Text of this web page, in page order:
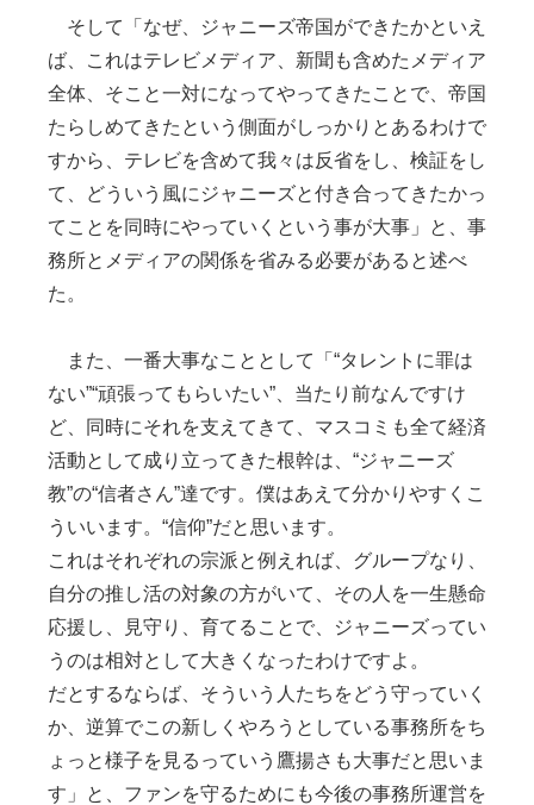
そして「なぜ、ジャニーズ帝国ができたかといえ
ば、これはテレビメディア、新聞も含めたメディア
全体、そこと一対になってやってきたことで、帝国
たらしめてきたという側面がしっかりとあるわけで
すから、テレビを含めて我々は反省をし、検証をし
て、どういう風にジャニーズと付き合ってきたかっ
てことを同時にやっていくという事が大事」と、事
務所とメディアの関係を省みる必要があると述べ
た。
また、一番大事なこととして「“タレントに罪は
ない”“頑張ってもらいたい”、当たり前なんですけ
ど、同時にそれを支えてきて、マスコミも全て経済
活動として成り立ってきた根幹は、“ジャニーズ
教”の“信者さん”達です。僕はあえて分かりやすくこ
ういいます。“信仰”だと思います。
これはそれぞれの宗派と例えれば、グループなり、
自分の推し活の対象の方がいて、その人を一生懸命
応援し、見守り、育てることで、ジャニーズってい
うのは相対として大きくなったわけですよ。
だとするならば、そういう人たちをどう守っていく
か、逆算でこの新しくやろうとしている事務所をち
ょっと様子を見るっていう鷹揚さも大事だと思いま
す」と、ファンを守るためにも今後の事務所運営を